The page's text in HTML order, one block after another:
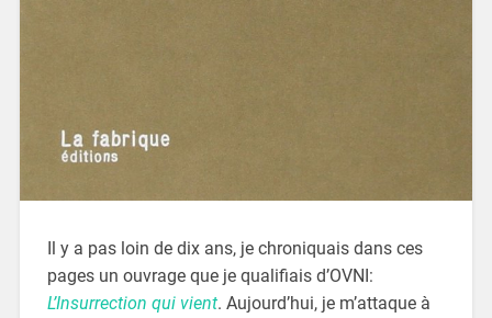
Il y a pas loin de dix ans, je chroniquais dans ces
pages un ouvrage que je qualifiais d’OVNI:
L’Insurrection qui vient. Aujourd’hui, je m’attaque à